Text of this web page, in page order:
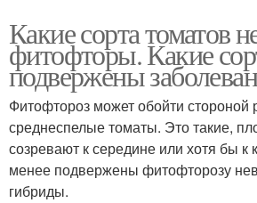
Какие сорта томатов
фитофторы. Какие
подвержены
Фитофтороз может обойти стороной
среднеспелые томаты. Это такие,
созревают к середине или хотя бы к
менее подвержены фитофторозу
гибриды.